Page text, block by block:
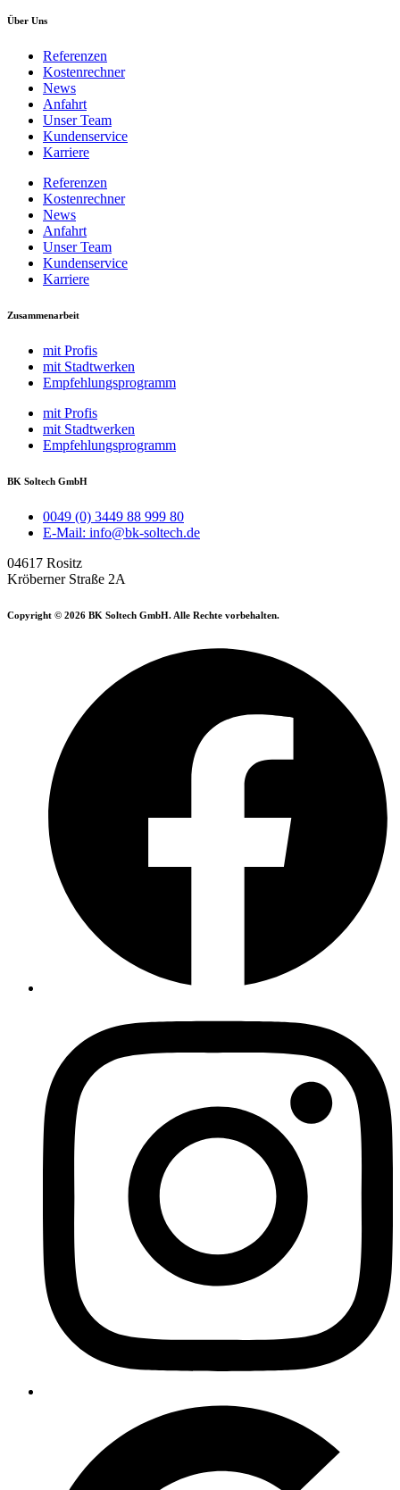
Über Uns
Referenzen
Kostenrechner
News
Anfahrt
Unser Team
Kundenservice
Karriere
Referenzen
Kostenrechner
News
Anfahrt
Unser Team
Kundenservice
Karriere
Zusammenarbeit
mit Profis
mit Stadtwerken
Empfehlungsprogramm
mit Profis
mit Stadtwerken
Empfehlungsprogramm
BK Soltech GmbH
0049 (0) 3449 88 999 80
E-Mail: info@bk-soltech.de
04617 Rositz
Kröberner Straße 2A
Copyright © 2026 BK Soltech GmbH. Alle Rechte vorbehalten.